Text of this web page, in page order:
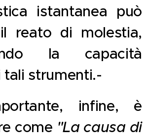
istantanea può
reato di molestia,
la capacità
tali strumenti.-
infine, è
come "La causa di